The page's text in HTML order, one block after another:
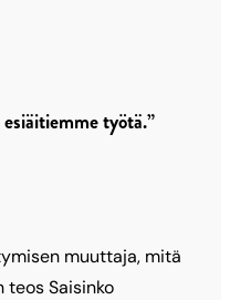
työtä.”
muuttaja, mitä
teos Saisinko